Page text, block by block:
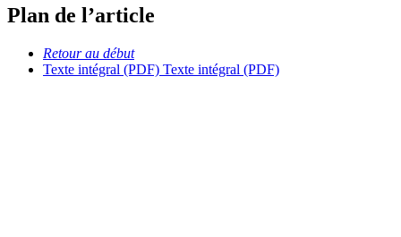
Plan de l’article
Retour au début
Texte intégral (PDF) Texte intégral (PDF)